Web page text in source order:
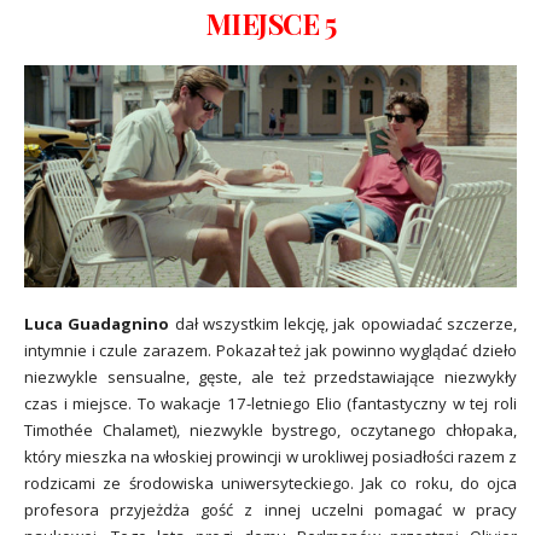
MIEJSCE 5
Luca Guadagnino dał wszystkim lekcję, jak opowiadać szczerze,
intymnie i czule zarazem. Pokazał też jak powinno wyglądać dzieło
niezwykle sensualne, gęste, ale też przedstawiające niezwykły
czas i miejsce. To wakacje 17-letniego Elio (fantastyczny w tej roli
Timothée Chalamet), niezwykle bystrego, oczytanego chłopaka,
który mieszka na włoskiej prowincji w urokliwej posiadłości razem z
rodzicami ze środowiska uniwersyteckiego. Jak co roku, do ojca
profesora przyjeżdża gość z innej uczelni pomagać w pracy